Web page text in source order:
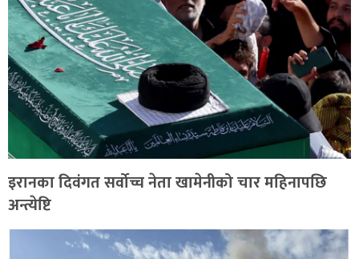
इरानका दिवंगत सर्वोच्च नेता खामेनीको चार महिनापछि
अन्त्येष्टि